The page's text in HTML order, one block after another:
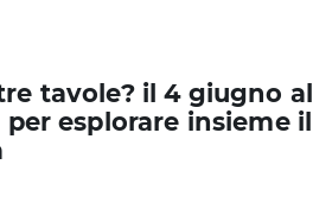
tavole? il 4 giugno al
esplorare insieme il